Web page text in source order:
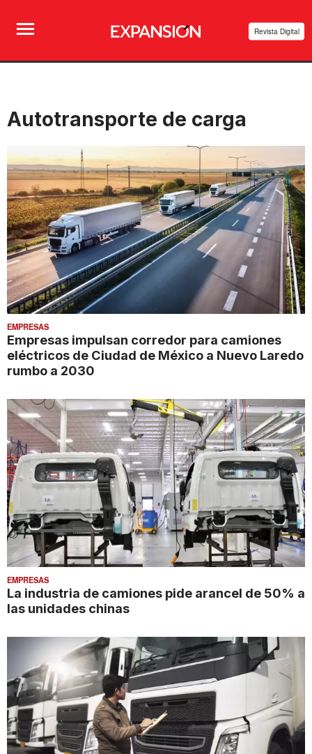
Revista Digital
Autotransporte de carga
EMPRESAS
Empresas impulsan corredor para camiones
eléctricos de Ciudad de México a Nuevo Laredo
rumbo a 2030
EMPRESAS
La industria de camiones pide arancel de 50% a
las unidades chinas